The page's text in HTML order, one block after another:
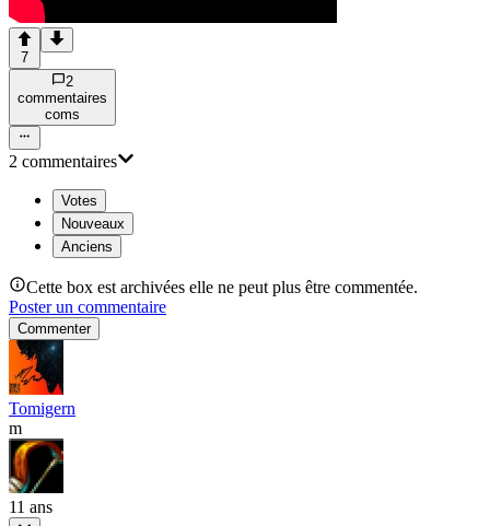
7
2
commentaires
coms
2 commentaires
Votes
Nouveaux
Anciens
Cette box est archivées elle ne peut plus être commentée.
Poster un commentaire
Commenter
Tomigern
m
11 ans